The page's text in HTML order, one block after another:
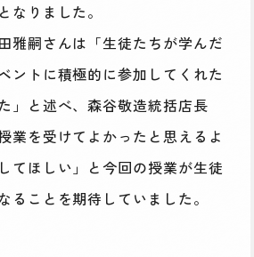
なりました。
雅嗣さんは「生徒たちが学んだ
ントに積極的に参加してくれた
」と述べ、森谷敬造統括店長
業を受けてよかったと思えるよ
てほしい」と今回の授業が生徒
ることを期待していました。